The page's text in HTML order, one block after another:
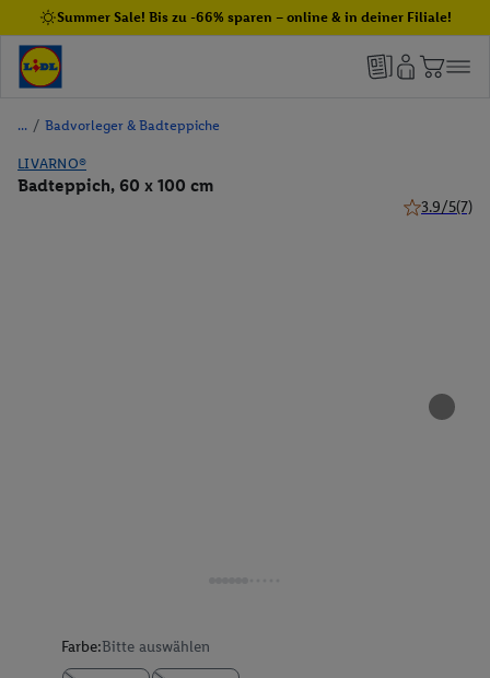
Summer Sale! Bis zu -66% sparen – online & in deiner Filiale!
/ Badvorleger & Badteppiche
LIVARNO®
Badteppich, 60 x 100 cm
3.9/5(7)
Farbe:Bitte auswählen